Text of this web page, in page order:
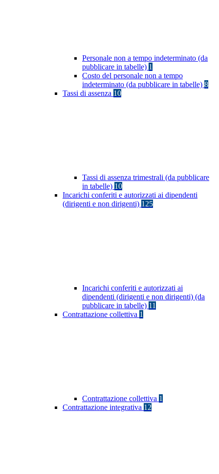
Personale non a tempo indeterminato (da
pubblicare in tabelle) 1
Costo del personale non a tempo
indeterminato (da pubblicare in tabelle) 8
Tassi di assenza 10
Tassi di assenza trimestrali (da pubblicare
in tabelle) 10
Incarichi conferiti e autorizzati ai dipendenti
(dirigenti e non dirigenti) 125
Incarichi conferiti e autorizzati ai
dipendenti (dirigenti e non dirigenti) (da
pubblicare in tabelle) 11
Contrattazione collettiva 1
Contrattazione collettiva 1
Contrattazione integrativa 12